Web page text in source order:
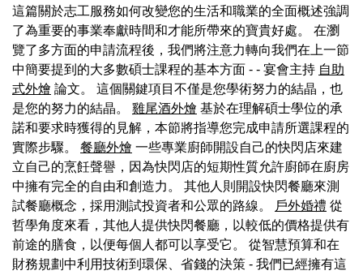
這篇關於志工服務如何改變您的生活和職業的全面概述強調
了為重要的事業奉獻時間和才能所帶來的寶貴好處。 在瀏
覽了多方面的申請流程後，我們將注意力轉向我們在上一節
中簡要提到的大多數碩士課程的基本方面 - - 宴會主持 自助
式外燴 論文。 這個關鍵項目不僅是您學術努力的結晶，也
是您的努力的結晶。 雞尾酒外燴 基於在理解碩士學位的承
諾和要求時獲得的見解，本節將指導您完成申請所選課程的
實際步驟。 餐廳外燴 一些專業廚師開設自己的快閃店來建
立自己的烹飪聲譽，因為快閃店的短期性質允許廚師在廚房
中擁有完全的自由和創造力。 其他人則開設快閃餐廳來測
試餐廳概念，採用測試投資者和公眾的路線。
戶外婚禮 從
哲學角度來看，其他人提供快閃餐廳，以較低的價格提供有
前途的膳食，以便每個人都可以享受它。 從智慧預算和在
財務規劃中利用技術到環保、省錢的決策 - 我們已經擁有這